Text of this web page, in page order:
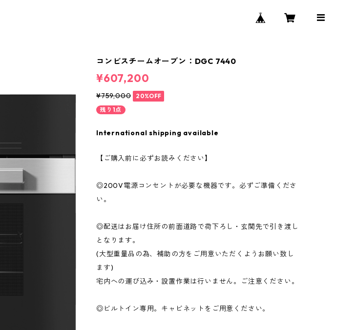
コンビスチームオーブン：DGC 7440
¥607,200
¥759,000
20%OFF
残り1点
International shipping available
【ご購入前に必ずお読みください】
◎200V電源コンセントが必要な機器です。必ずご準備くださ
い。
◎配送はお届け住所の前面道路で荷下ろし・玄関先で引き渡し
となります。
(大型重量品の為、補助の方をご用意いただくようお願い致し
ます)
宅内への運び込み・設置作業は行いません。ご注意ください。
◎ビルトイン専用。キャビネットをご用意ください。